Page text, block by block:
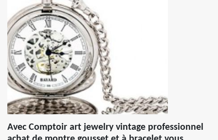
Avec Comptoir art jewelry vintage professionnel